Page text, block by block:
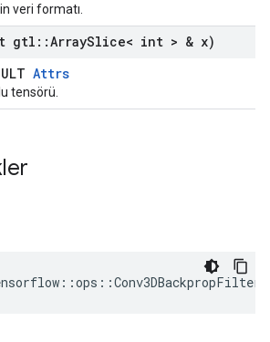
veri formatı.
gtl ::ArraySlice< int > & x)
Attrs
tensörü.